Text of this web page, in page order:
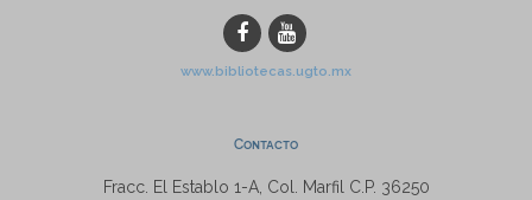
www.bibliotecas.ugto.mx
Contacto
Fracc. El Establo 1-A, Col. Marfil C.P. 36250